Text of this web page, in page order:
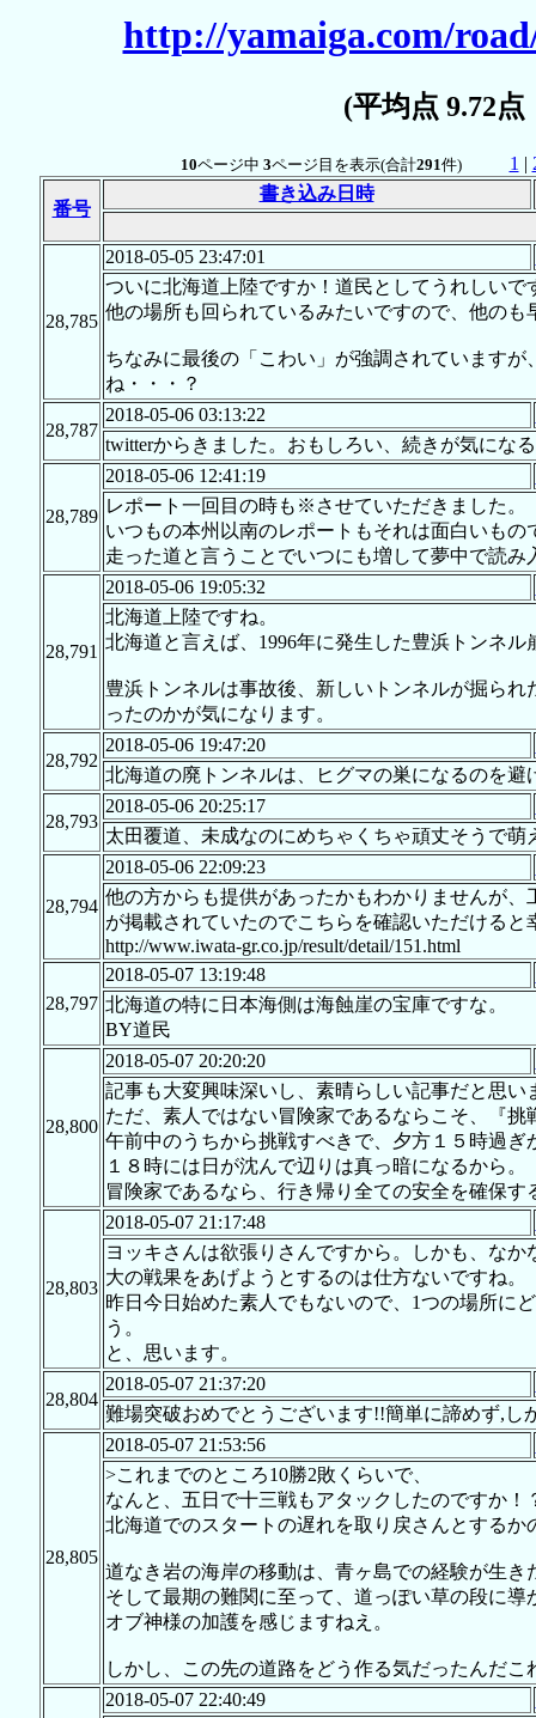
http://yamaiga.com/
(平均点 9.72
10ページ中 3ページ目を表示(合計291件) 1 |
番号
書き込み日時
28,785
2018-05-05 23:47:01
ついに北海道上陸ですか！道民としてうれしいで
他の場所も回られているみたいですので、他のも
ちなみに最後の「こわい」が強調されています
ね・・・？
28,787
2018-05-06 03:13:22
twitterからきました。おもしろい、続きが気にな
28,789
2018-05-06 12:41:19
レポート一回目の時も※させていただきました。
いつもの本州以南のレポートもそれは面白いも
走った道と言うことでいつにも増して夢中で読
28,791
2018-05-06 19:05:32
北海道上陸ですね。
北海道と言えば、1996年に発生した豊浜トンネ
豊浜トンネルは事故後、新しいトンネルが掘ら
ったのかが気になります。
28,792
2018-05-06 19:47:20
北海道の廃トンネルは、ヒグマの巣になるのを
28,793
2018-05-06 20:25:17
太田覆道、未成なのにめちゃくちゃ頑丈そうで萌
28,794
2018-05-06 22:09:23
他の方からも提供があったかもわかりませんが
が掲載されていたのでこちらを確認いただけると
http://www.iwata-gr.co.jp/result/detail/151.html
28,797
2018-05-07 13:19:48
北海道の特に日本海側は海蝕崖の宝庫ですな。
BY道民
28,800
2018-05-07 20:20:20
記事も大変興味深いし、素晴らしい記事だと思い
ただ、素人ではない冒険家であるならこそ、『
午前中のうちから挑戦すべきで、夕方１５時過
１８時には日が沈んで辺りは真っ暗になるから。
冒険家であるなら、行き帰り全ての安全を確保
28,803
2018-05-07 21:17:48
ヨッキさんは欲張りさんですから。しかも、な
大の戦果をあげようとするのは仕方ないですね。
昨日今日始めた素人でもないので、1つの場所に
う。
と、思います。
28,804
2018-05-07 21:37:20
難場突破おめでとうございます!!簡単に諦めず,
28,805
2018-05-07 21:53:56
>これまでのところ10勝2敗くらいで、
なんと、五日で十三戦もアタックしたのですか！
北海道でのスタートの遅れを取り戻さんとするか
道なき岩の海岸の移動は、青ヶ島での経験が生き
そして最期の難関に至って、道っぽい草の段に導
オブ神様の加護を感じますねえ。
しかし、この先の道路をどう作る気だったんだこ
2018-05-07 22:40:49